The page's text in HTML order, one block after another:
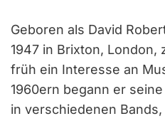
Geboren als David
1947 in Brixton, London,
früh ein Interesse an
1960ern begann er
in verschiedenen